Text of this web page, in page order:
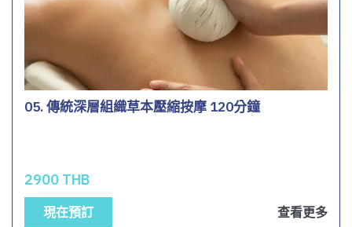
05. 傳統深層組織草本壓縮按摩 120分鐘
2900 THB
現在預訂 查看更多